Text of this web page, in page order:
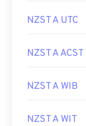
NZST A UTC
NZST A ACST
NZST A WIB
NZST A WIT